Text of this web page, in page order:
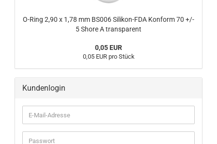
O-Ring 2,90 x 1,78 mm BS006 Silikon-FDA Konform 70 +/-
5 Shore A transparent
0,05 EUR
0,05 EUR pro Stück
Kundenlogin
E-
Mail-
Adresse
Passwort